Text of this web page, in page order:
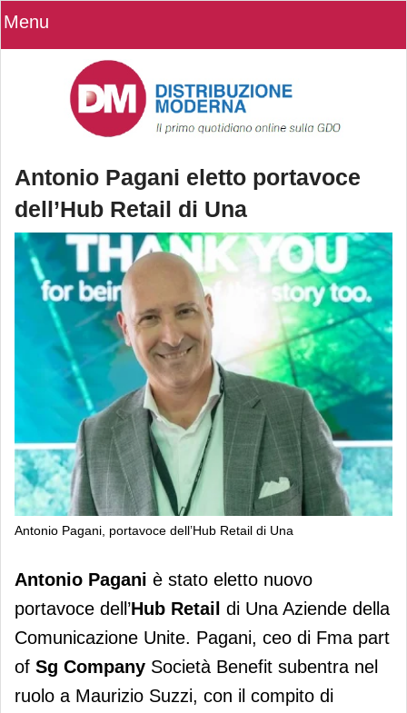
Menu
Antonio Pagani eletto portavoce
dell’Hub Retail di Una
Antonio Pagani, portavoce dell’Hub Retail di Una
Antonio Pagani eletto portavoce
dell’Hub Retail di Una
Antonio Pagani è stato eletto nuovo
portavoce dell’Hub Retail di Una Aziende della
Comunicazione Unite. Pagani, ceo di Fma part
of Sg Company Società Benefit subentra nel
ruolo a Maurizio Suzzi, con il compito di